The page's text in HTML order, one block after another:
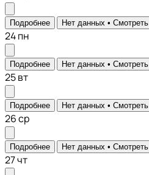
Подробнее Нет данных • Смотреть
24пн
Подробнее Нет данных • Смотреть
25вт
Подробнее Нет данных • Смотреть
26ср
Подробнее Нет данных • Смотреть
27чт